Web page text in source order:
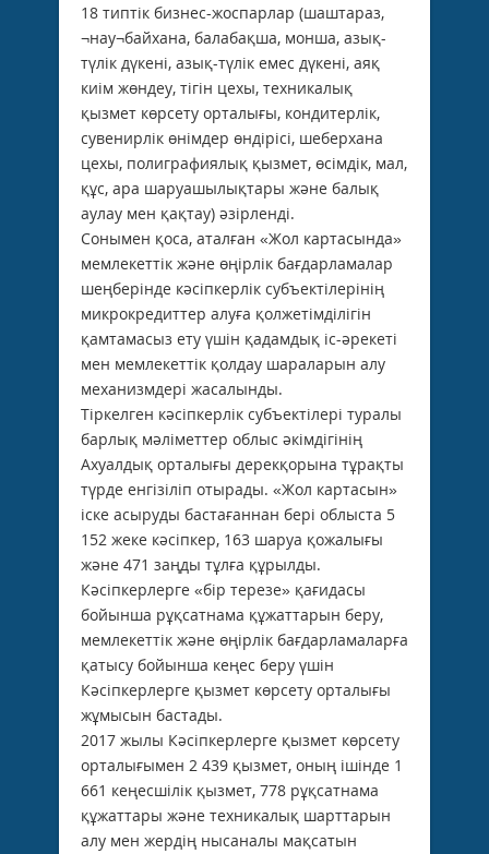
18 типтік бизнес-жоспарлар (шаштараз,
¬нау¬байхана, балабақша, монша, азық-
түлік дүкені, азық-түлік емес дүкені, аяқ
киім жөндеу, тігін цехы, техникалық
қызмет көрсету орталығы, кондитерлік,
сувенирлік өнімдер өндірісі, шеберхана
цехы, полиграфиялық қызмет, өсімдік, мал,
құс, ара шаруашылықтары және балық
аулау мен қақтау) әзірленді.
Сонымен қоса, аталған «Жол картасында»
мемлекеттік және өңірлік бағдарламалар
шеңберінде кәсіпкерлік субъектілерінің
микрокредиттер алуға қолжетімділігін
қамтамасыз ету үшін қадамдық іс-әрекеті
мен мемлекеттік қолдау шараларын алу
механизмдері жасалынды.
Тіркелген кәсіпкерлік субъектілері туралы
барлық мәліметтер облыс әкімдігінің
Ахуалдық орталығы дерекқорына тұрақты
түрде енгізіліп отырады. «Жол картасын»
іске асыруды бастағаннан бері облыста 5
152 жеке кәсіпкер, 163 шаруа қожалығы
және 471 заңды тұлға құрылды.
Кәсіпкерлерге «бір терезе» қағидасы
бойынша рұқсатнама құжаттарын беру,
мемлекеттік және өңірлік бағдарламаларға
қатысу бойынша кеңес беру үшін
Кәсіпкерлерге қызмет көрсету орталығы
жұмысын бастады.
2017 жылы Кәсіпкерлерге қызмет көрсету
орталығымен 2 439 қызмет, оның ішінде 1
661 кеңесшілік қызмет, 778 рұқсатнама
құжаттары және техникалық шарттарын
алу мен жердің нысаналы мақсатын